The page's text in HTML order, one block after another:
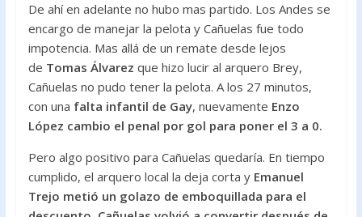
De ahí en adelante no hubo mas partido. Los Andes se
encargo de manejar la pelota y Cañuelas fue todo
impotencia. Mas allá de un remate desde lejos
de Tomas Álvarez que hizo lucir al arquero Brey,
Cañuelas no pudo tener la pelota. A los 27 minutos,
con una falta infantil de Gay, nuevamente Enzo
López cambio el penal por gol para poner el 3 a 0.
Pero algo positivo para Cañuelas quedaría. En tiempo
cumplido, el arquero local la deja corta y Emanuel
Trejo metió un golazo de emboquillada para el